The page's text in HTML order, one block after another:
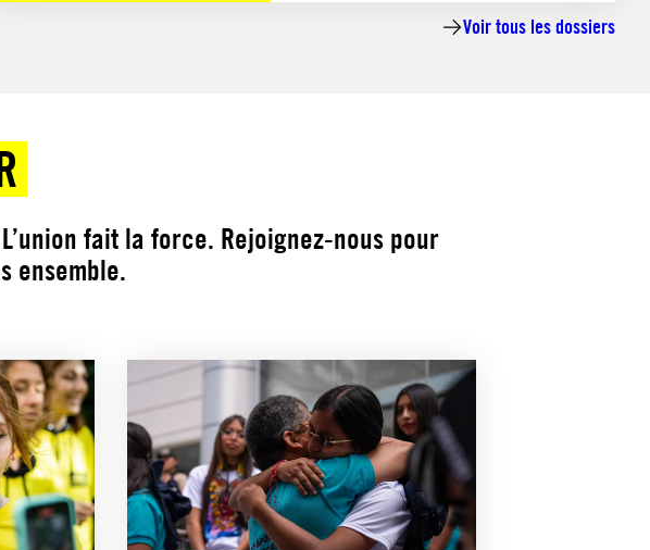
Voir tous les dossiers
fait la force. Rejoignez-nous pour
ensemble.